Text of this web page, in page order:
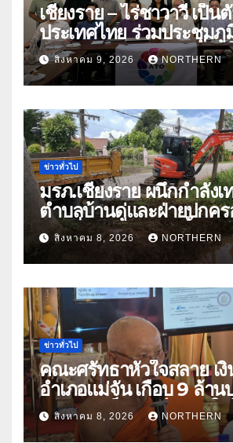
เชียงราย – ไร่ชาวาวี เป็น
ประเทศไทย ร่วมประชุม
อาเซียน ATO 2026 ที่อิน
หารืออนาคตอุตสาหกรรม
ท่ามกลางความท้าทายโล
สิงหาคม 9, 2026 NORTHERN
ข่าวทั่วไป
มรภ.เชียงราย ผนึกกำลังเ
ตำบลบ้านดู่และฝ่ายปกคร
ลอกสิ่งกีดขวางทางน้ำ ป้
ปัญหาน้ำท่วม
สิงหาคม 8, 2026 NORTHERN
ข่าวทั่วไป
คณะศรัทธาหัวใจสลาย เ
อำเภอแม่จัน เกือบ 9 ล้าน
แก๊งคอลเซ็นเตอร์หลอกใ
ปีกว่า 66 บัญชี
สิงหาคม 8, 2026 NORTHERN